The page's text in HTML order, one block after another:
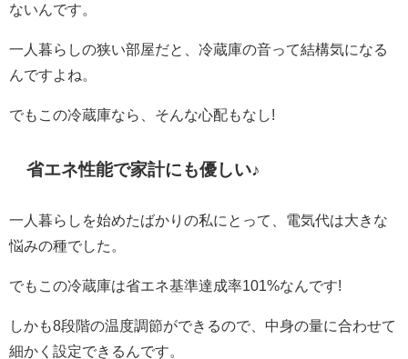
ないんです。
一人暮らしの狭い部屋だと、冷蔵庫の音って結構気になる
んですよね。
でもこの冷蔵庫なら、そんな心配もなし!
省エネ性能で家計にも優しい♪
一人暮らしを始めたばかりの私にとって、電気代は大きな
悩みの種でした。
でもこの冷蔵庫は省エネ基準達成率101%なんです!
しかも8段階の温度調節ができるので、中身の量に合わせて
細かく設定できるんです。